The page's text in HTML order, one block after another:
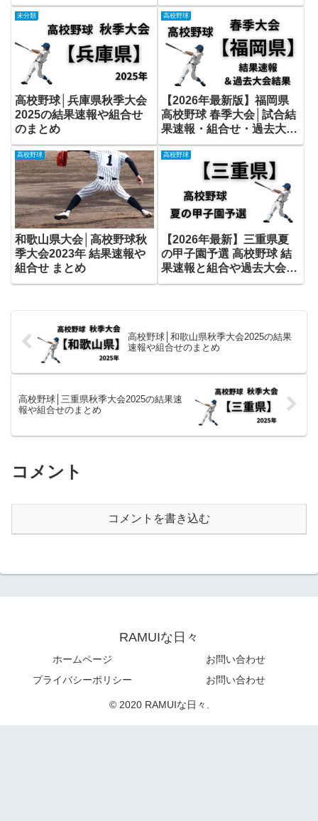
未分類
高校野球│兵庫県秋季大会
2025の結果速報や組合せ
のまとめ
高校野球
【2026年最新版】福岡県
高校野球 春季大会│試合結
果速報・組合せ・過去大会
成績まとめ
高校野球
和歌山県大会│高校野球秋
季大会2023年 結果速報や
組合せ まとめ
高校野球
【2026年最新】三重県夏
の甲子園予選 高校野球 結
果速報と組合や過去大会ま
とめ
高校野球│和歌山県秋季大会2025の結果
速報や組合せのまとめ
高校野球│三重県秋季大会2025の結果速
報や組合せのまとめ
コメント
コメントを書き込む
RAMUIな日々
ホームページ
お問い合わせ
プライバシーポリシー
お問い合わせ
© 2020 RAMUIな日々.